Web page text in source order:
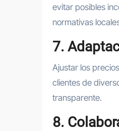
evitar posibles
normativas
7.
Ajustar los
clientes de
transparente.
8.